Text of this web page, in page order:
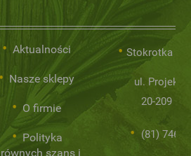
Aktualności
Nasze sklepy
O firmie
Polityka
równych szans i
Stokrotka
ul.
20-209
(81) 746